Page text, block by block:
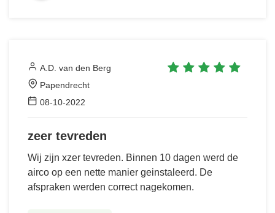
A.D. van den Berg
Papendrecht
08-10-2022
zeer tevreden
Wij zijn xzer tevreden. Binnen 10 dagen werd de
airco op een nette manier geinstaleerd. De
afspraken werden correct nagekomen.